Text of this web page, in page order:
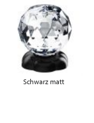
Schwarz matt